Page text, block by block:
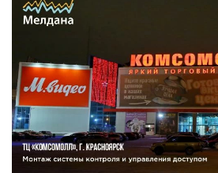
Смотреть проект